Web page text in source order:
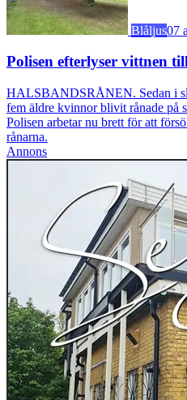
Blåljus07
Polisen efterlyser vittnen
HALSBANDSRÅNEN. Sedan i
fem äldre kvinnor blivit rånade på
Polisen arbetar nu brett för att
rånarna.
Annons